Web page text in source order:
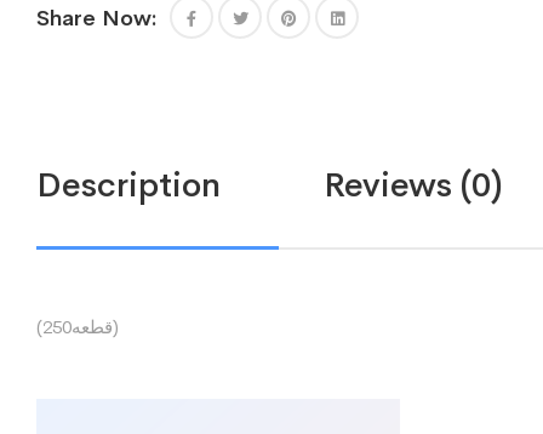
Share Now:
Description Reviews (0)
(250قطعه)